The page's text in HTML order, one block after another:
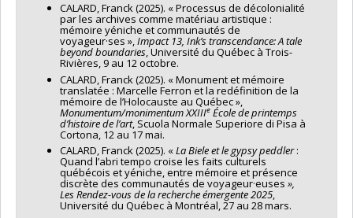
CALARD, Franck (2025). « Processus de décolonialité
par les archives comme matériau artistique :
mémoire yéniche et communautés de
voyageur·ses »,Impact 13, Ink’s transcendance: A tale
beyond boundaries, Université du Québec à Trois-
Rivières, 9 au 12 octobre.
CALARD, Franck (2025). « Monument et mémoire
translatée : Marcelle Ferron et la redéfinition de la
mémoire de l’Holocauste au Québec »,
Monumentum/monimentum XXIIIe École de printemps
d’histoire de l’art, Scuola Normale Superiore di Pisa à
Cortona, 12 au 17 mai.
CALARD, Franck (2025). «La Biele et le gypsy peddler:
Quand l’abri tempo croise les faits culturels
québécois et yéniche, entre mémoire et présence
discrète des communautés de voyageur·euses »,
Les Rendez-vous de la recherche émergente 2025,
Université du Québec à Montréal, 27 au 28 mars.